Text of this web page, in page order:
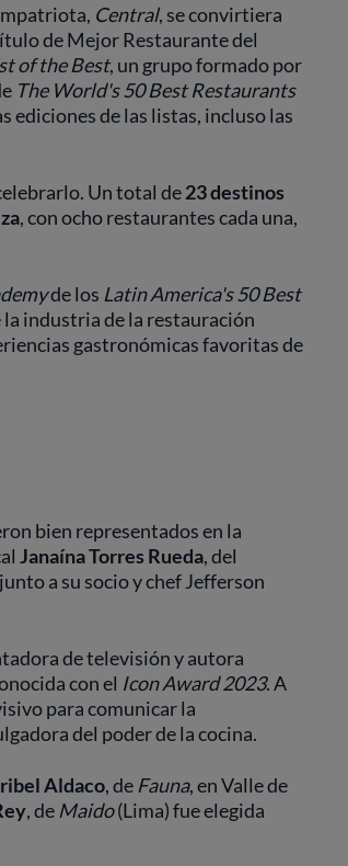
Central, se convirtiera
de Mejor Restaurante del
of the Best, un grupo formado por
The World's 50 Best Restaurants
ediciones de las listas, incluso las
Un total de23 destinos
, con ocho restaurantes cada una,
de los Latin America's 50 Best
industria de la restauración
gastronómicas favoritas de
bien representados en la
Janaína Torres Rueda, del
a su socio y chef Jefferson
de televisión y autora
con el Icon Award 2023. A
para comunicar la
del poder de la cocina.
Aldaco, de Fauna, en Valle de
, de Maido(Lima) fue elegida